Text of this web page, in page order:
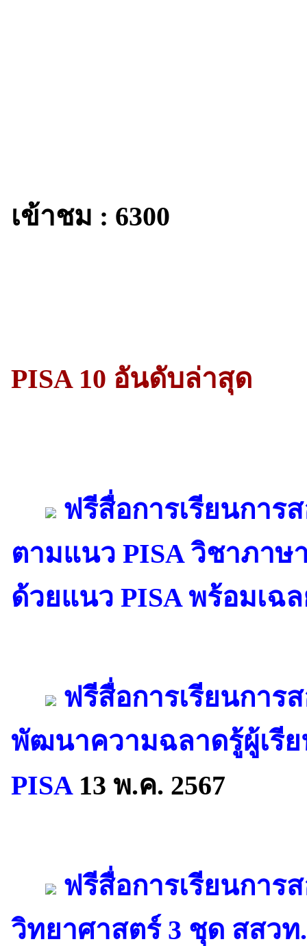
เข้าชม : 6300
PISA 10 อันดับล่าสุด
ฟรีสื่อการเรียนการ
ตามแนว PISA วิชาภาษ
ด้วยแนว PISA พร้อมเฉ
ฟรีสื่อการเรียนการ
พัฒนาความฉลาดรู้ผู้เรี
PISA13 พ.ค. 2567
ฟรีสื่อการเรียนการ
วิทยาศาสตร์ 3 ชุด สสวท.